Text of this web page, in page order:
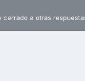
cerrado a otras